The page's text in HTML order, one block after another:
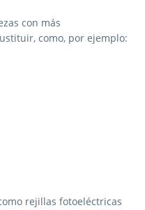
con más
como, por ejemplo:
rejillas fotoeléctricas